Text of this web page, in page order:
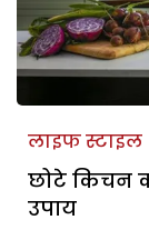
लाइफ स्टाइल
छोटे किचन
उपाय